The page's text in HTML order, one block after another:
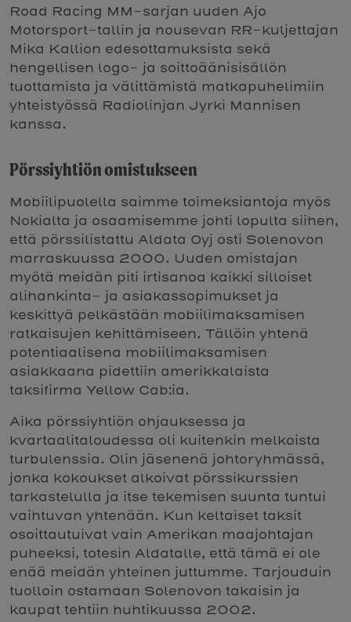
Road Racing MM-sarjan uuden Ajo
Motorsport-tallin ja nousevan RR-kuljettajan
Mika Kallion edesottamuksista sekä
hengellisen logo- ja soittoäänisisällön
tuottamista ja välittämistä matkapuhelimiin
yhteistyössä Radiolinjan Jyrki Mannisen
kanssa.
Pörssiyhtiön omistukseen
Mobiilipuolella saimme toimeksiantoja myös
Nokialta ja osaamisemme johti lopulta siihen,
että pörssilistattu Aldata Oyj osti Solenovon
marraskuussa 2000. Uuden omistajan
myötä meidän piti irtisanoa kaikki silloiset
alihankinta- ja asiakassopimukset ja
keskittyä pelkästään mobiilimaksamisen
ratkaisujen kehittämiseen. Tällöin yhtenä
potentiaalisena mobiilimaksamisen
asiakkaana pidettiin amerikkalaista
taksifirma Yellow Cab:ia.
Aika pörssiyhtiön ohjauksessa ja
kvartaalitaloudessa oli kuitenkin melkoista
turbulenssia. Olin jäsenenä johtoryhmässä,
jonka kokoukset alkoivat pörssikurssien
tarkastelulla ja itse tekemisen suunta tuntui
vaihtuvan yhtenään. Kun keltaiset taksit
osoittautuivat vain Amerikan maajohtajan
puheeksi, totesin Aldatalle, että tämä ei ole
enää meidän yhteinen juttumme. Tarjouduin
tuolloin ostamaan Solenovon takaisin ja
kaupat tehtiin huhtikuussa 2002.